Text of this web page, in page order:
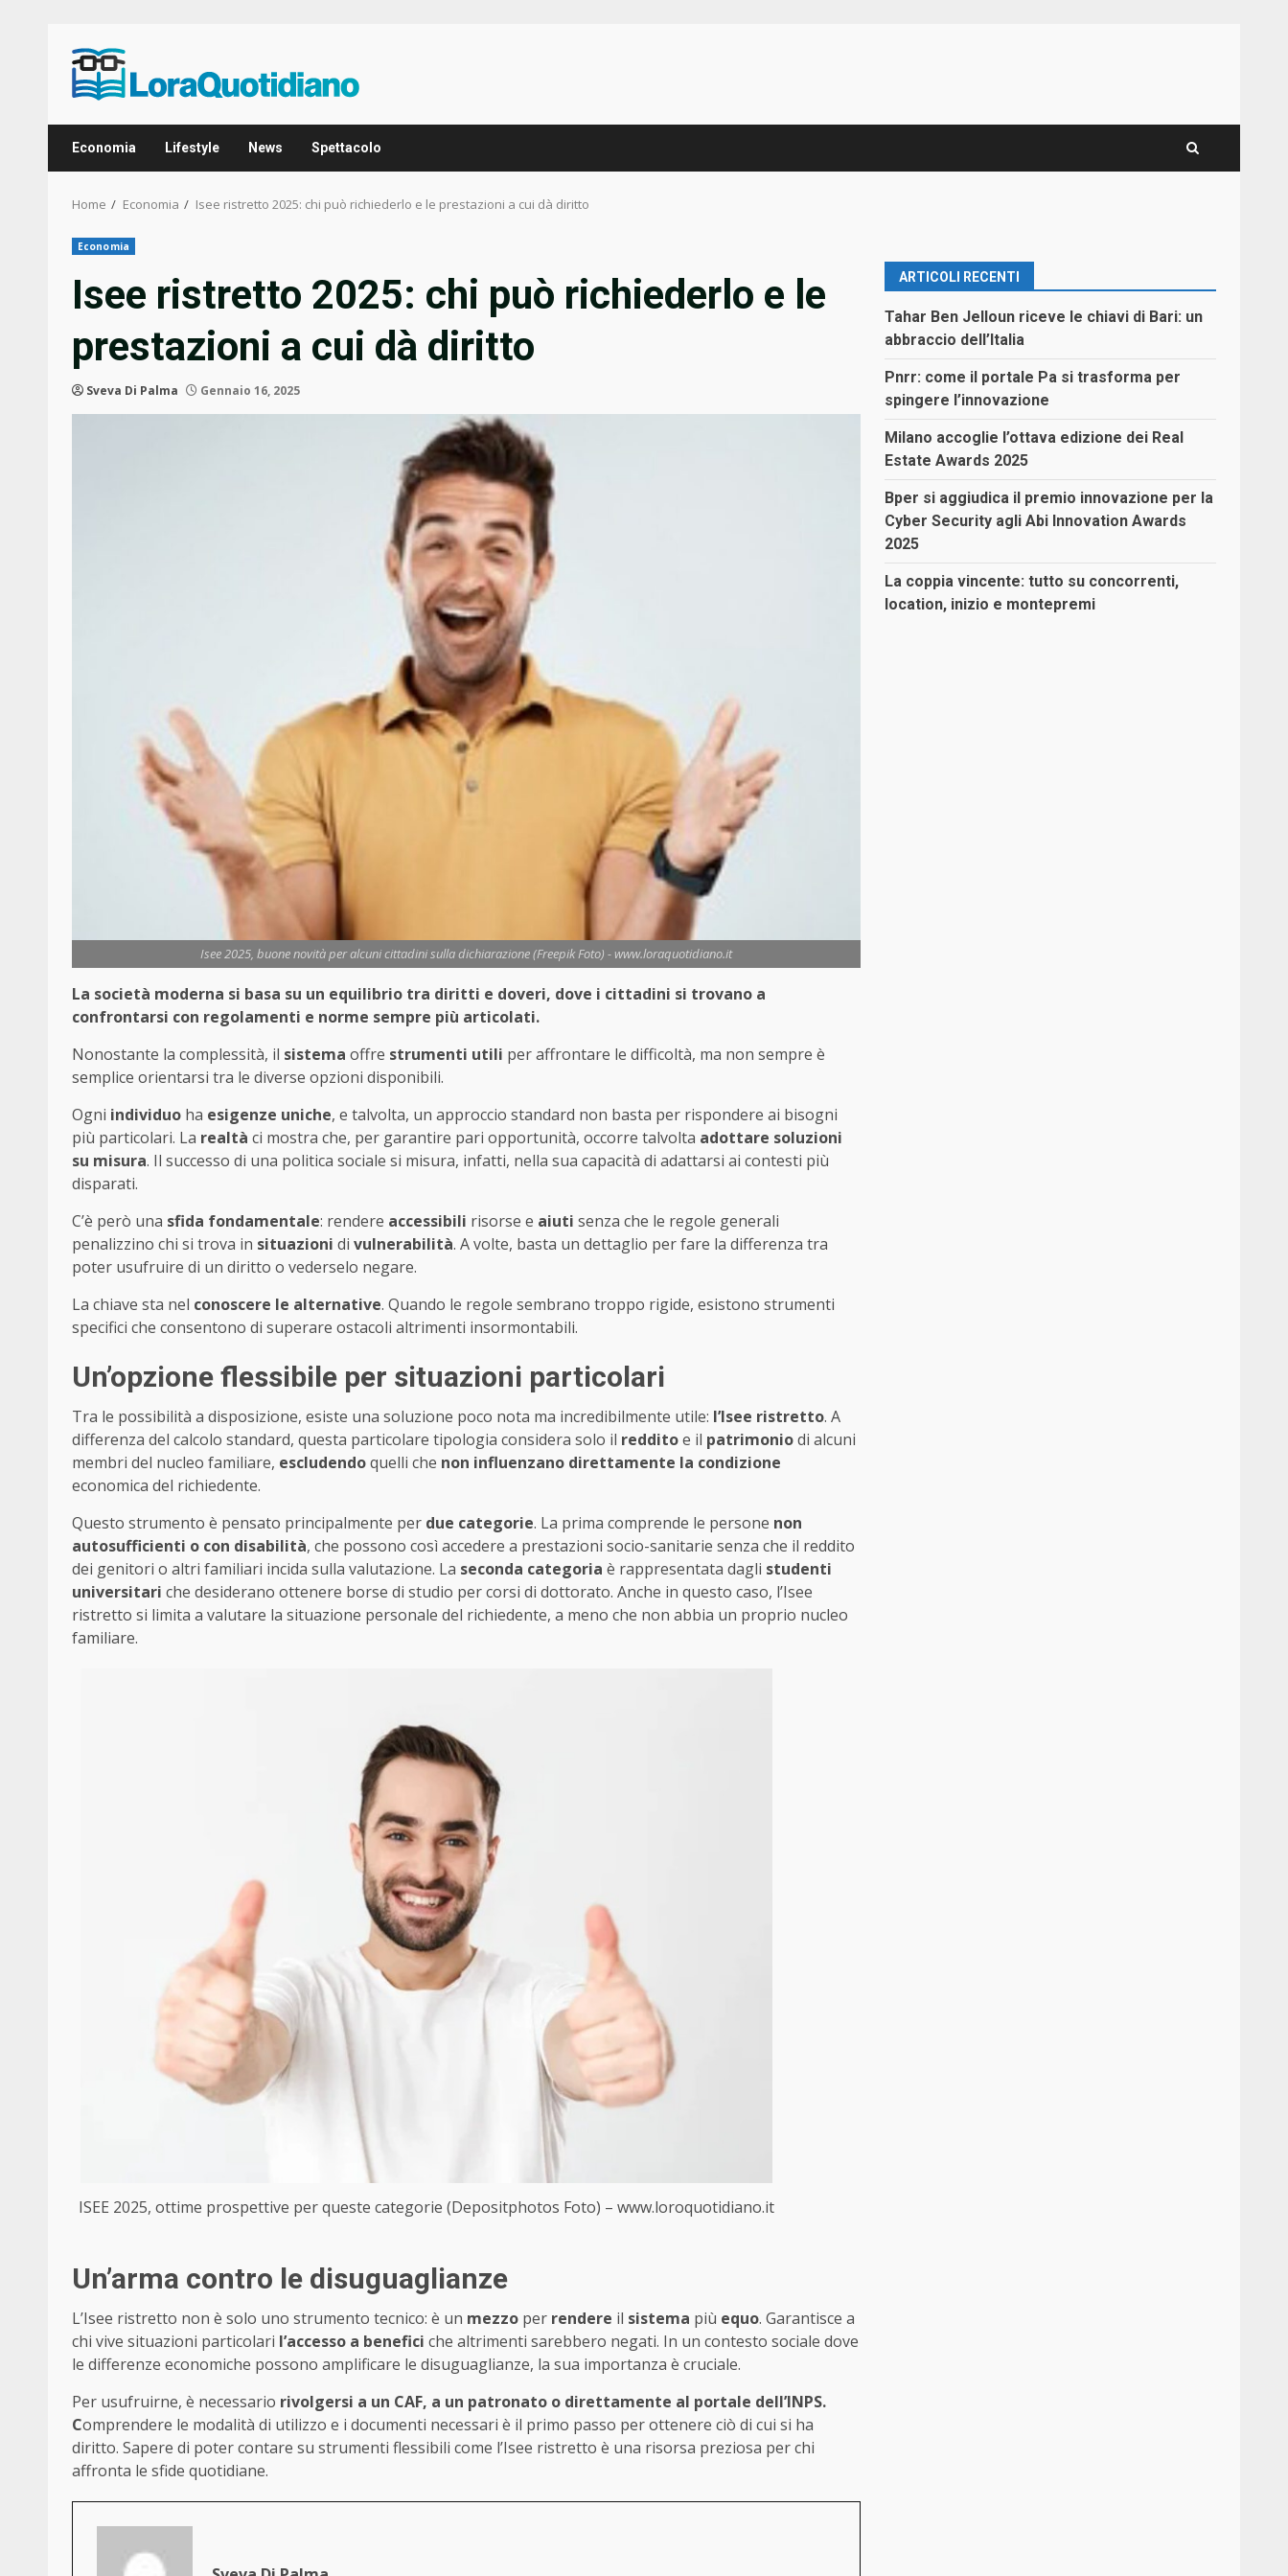
content
Economia Lifestyle News Spettacolo
Home Economia Isee ristretto 2025: chi può richiederlo e le prestazioni a cui dà diritto
Economia
Isee ristretto 2025: chi può richiederlo e le
prestazioni a cui dà diritto
Sveva Di Palma Gennaio 16, 2025
Isee 2025, buone novità per alcuni cittadini sulla dichiarazione (Freepik Foto) - www.loraquotidiano.it
La società moderna si basa su un equilibrio tra diritti e doveri, dove i cittadini si trovano a
confrontarsi con regolamenti e norme sempre più articolati.
Nonostante la complessità, il sistema offre strumenti utili per affrontare le difficoltà, ma non sempre è
semplice orientarsi tra le diverse opzioni disponibili.
Ogni individuo ha esigenze uniche, e talvolta, un approccio standard non basta per rispondere ai bisogni
più particolari. La realtà ci mostra che, per garantire pari opportunità, occorre talvolta adottare soluzioni
su misura. Il successo di una politica sociale si misura, infatti, nella sua capacità di adattarsi ai contesti più
disparati.
C’è però una sfida fondamentale: rendere accessibili risorse e aiuti senza che le regole generali
penalizzino chi si trova in situazioni di vulnerabilità. A volte, basta un dettaglio per fare la differenza tra
poter usufruire di un diritto o vederselo negare.
La chiave sta nel conoscere le alternative. Quando le regole sembrano troppo rigide, esistono strumenti
specifici che consentono di superare ostacoli altrimenti insormontabili.
Un’opzione flessibile per situazioni particolari
Tra le possibilità a disposizione, esiste una soluzione poco nota ma incredibilmente utile: l’Isee ristretto. A
differenza del calcolo standard, questa particolare tipologia considera solo il redditoe il patrimoniodi alcuni
membri del nucleo familiare, escludendoquelli che non influenzano direttamente la condizione
economica del richiedente.
Questo strumento è pensato principalmente per due categorie. La prima comprende le persone non
autosufficienti o con disabilità, che possono così accedere a prestazioni socio-sanitarie senza che il reddito
dei genitori o altri familiari incida sulla valutazione. La seconda categoria è rappresentata dagli studenti
universitari che desiderano ottenere borse di studio per corsi di dottorato. Anche in questo caso, l’Isee
ristretto si limita a valutare la situazione personale del richiedente, a meno che non abbia un proprio nucleo
familiare.
ISEE 2025, ottime prospettive per queste categorie (Depositphotos Foto) – www.loroquotidiano.it
Un’arma contro le disuguaglianze
L’Isee ristretto non è solo uno strumento tecnico: è un mezzo per rendere il sistema più equo. Garantisce a
chi vive situazioni particolari l’accesso a benefici che altrimenti sarebbero negati. In un contesto sociale dove
le differenze economiche possono amplificare le disuguaglianze, la sua importanza è cruciale.
Per usufruirne, è necessario rivolgersi a un CAF, a un patronato o direttamente al portale dell’INPS.
Comprendere le modalità di utilizzo e i documenti necessari è il primo passo per ottenere ciò di cui si ha
diritto. Sapere di poter contare su strumenti flessibili come l’Isee ristretto è una risorsa preziosa per chi
affronta le sfide quotidiane.
ARTICOLI RECENTI
Tahar Ben Jelloun riceve le chiavi di Bari: un
abbraccio dell’Italia
Pnrr: come il portale Pa si trasforma per
spingere l’innovazione
Milano accoglie l’ottava edizione dei Real
Estate Awards 2025
Bper si aggiudica il premio innovazione per la
Cyber Security agli Abi Innovation Awards
2025
La coppia vincente: tutto su concorrenti,
location, inizio e montepremi